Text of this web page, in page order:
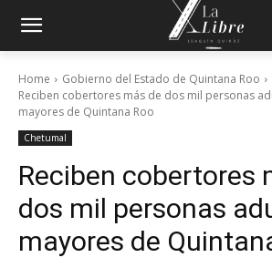
Home Gobierno del Estado de Quintana Roo
Reciben cobertores más de dos mil personas
mayores de Quintana Roo
Chetumal
Reciben cobertores
dos mil personas
mayores de